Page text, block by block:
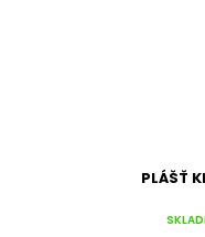
PLÁŠŤ